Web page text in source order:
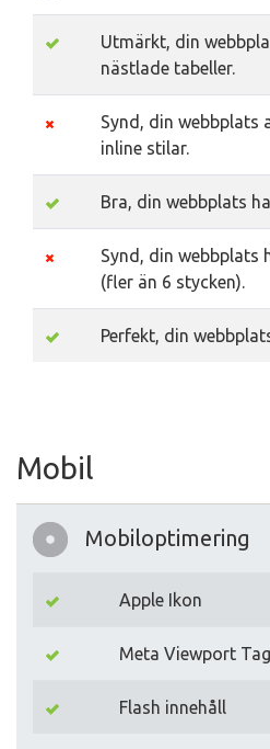
Utmärkt, din
nästlade tabeller.
Synd, din webbplats
inline stilar.
Bra, din webbplats
Synd, din webbplats
(fler än 6 stycken).
Perfekt, din
Mobil
Mobiloptimering
Apple Ikon
Meta Viewport
Flash innehåll